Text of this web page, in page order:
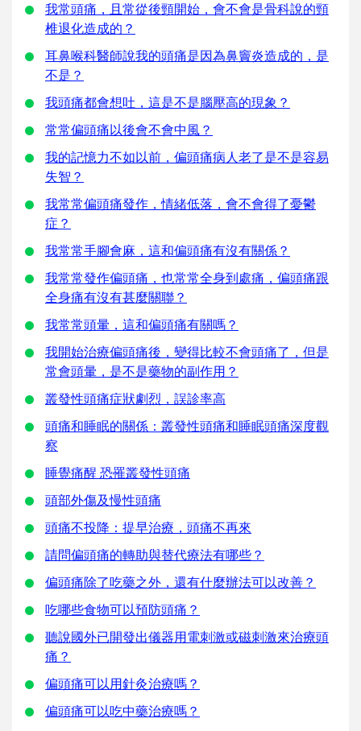
我常頭痛，且常從後頸開始，會不會是骨科說的頸
椎退化造成的？
耳鼻喉科醫師說我的頭痛是因為鼻竇炎造成的，是
不是？
我頭痛都會想吐，這是不是腦壓高的現象？
常常偏頭痛以後會不會中風？
我的記憶力不如以前，偏頭痛病人老了是不是容易
失智？
我常常偏頭痛發作，情緒低落，會不會得了憂鬱
症？
我常常手腳會麻，這和偏頭痛有沒有關係？
我常常發作偏頭痛，也常常全身到處痛，偏頭痛跟
全身痛有沒有甚麼關聯？
我常常頭暈，這和偏頭痛有關嗎？
我開始治療偏頭痛後，變得比較不會頭痛了，但是
常會頭暈，是不是藥物的副作用？
叢發性頭痛症狀劇烈，誤診率高
頭痛和睡眠的關係：叢發性頭痛和睡眠頭痛深度觀
察
睡覺痛醒 恐罹叢發性頭痛
頭部外傷及慢性頭痛
頭痛不投降：提早治療，頭痛不再來
請問偏頭痛的轉助與替代療法有哪些？
偏頭痛除了吃藥之外，還有什麼辦法可以改善？
吃哪些食物可以預防頭痛？
聽說國外已開發出儀器用電刺激或磁刺激來治療頭
痛？
偏頭痛可以用針灸治療嗎？
偏頭痛可以吃中藥治療嗎？